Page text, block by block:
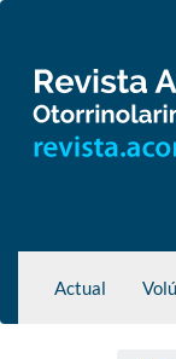
principal
Barra
lateral
Actual